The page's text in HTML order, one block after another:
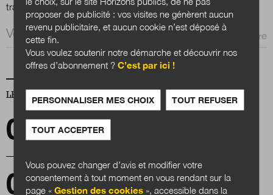
transformation publique.
Email *
LES PLUS LUS
Innover avec les hospitaliers
Innovation : Retour expérience du
département de Loire-Atlantique
proposer de publicité : vos visites ne génèrent aucun
revenu publicitaire, et aucun cookie n’est déposé à
cette fin.
Vous voulez soutenir notre démarche et découvrir nos
offres d’abonnement ?C’est par ici !
PERSONNALISER MES CHOIX TOUT REFUSER
TOUT ACCEPTER
Vous pouvez changer d’avis et modifier votre
consentement à tout moment en vous rendant sur la
page «Gestion des cookies », accessible dans la